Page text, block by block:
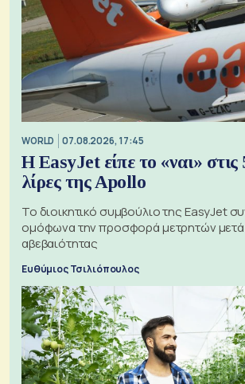
WORLD 07.08.2026, 17:45
Η EasyJet είπε το «ναι» στις
λίρες της Apollo
Το διοικητικό συμβούλιο της EasyJet
ομόφωνα την προσφορά μετρητών
αβεβαιότητας
Ευθύμιος Τσιλιόπουλος